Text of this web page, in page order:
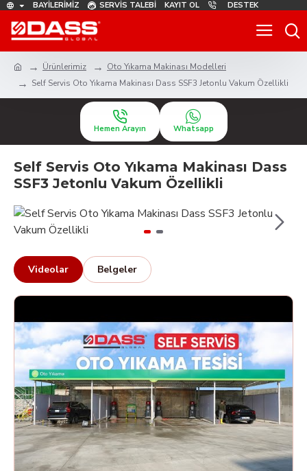
BAYILERIMIZ SERVIS TALEBI KAYIT OL DESTEK
Ürünlerimiz
Oto Yıkama Makinası Modelleri
Self Servis Oto Yıkama Makinası Dass SSF3 Jetonlu Vakum Özellikli
Hemen Arayın Whatsapp
Self Servis Oto Yıkama Makinası Dass
SSF3 Jetonlu Vakum Özellikli
Videolar Belgeler